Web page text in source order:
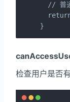
// 普
}
检查用户是否